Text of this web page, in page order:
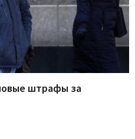
штрафы за